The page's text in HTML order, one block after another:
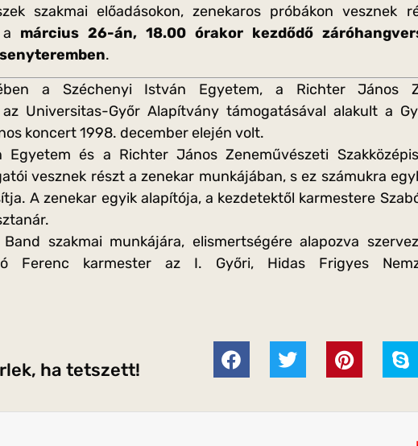
szakmai előadásokon, zenekaros próbákon vesznek
március 26-án, 18.00 órakor kezdődő
.
a Széchenyi István Egyetem, a Richter János
az Universitas-Győr Alapítvány támogatásával alakult a
koncert 1998. december elején volt.
Egyetem és a Richter János Zeneművészeti
vesznek részt a zenekar munkájában, s ez számukra
A zenekar egyik alapítója, a kezdetektől karmestere
szakmai munkájára, elismertségére alapozva
Ferenc karmester az I. Győri, Hidas Frigyes
ha tetszett!